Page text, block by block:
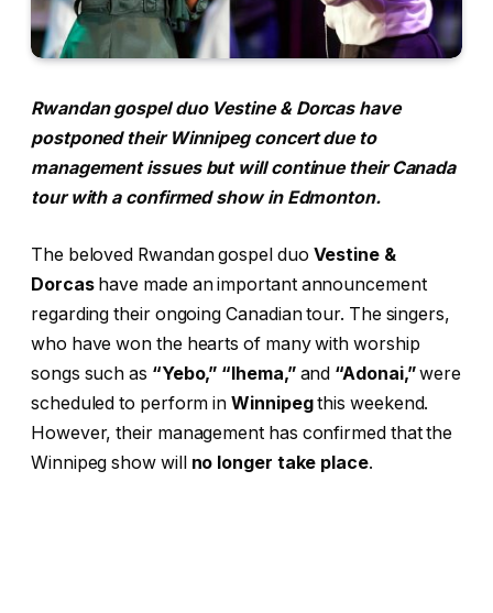
Rwandan gospel duo Vestine & Dorcas have
postponed their Winnipeg concert due to
management issues but will continue their Canada
tour with a confirmed show in Edmonton.
The beloved Rwandan gospel duo Vestine &
Dorcashave made an important announcement
regarding their ongoing Canadian tour. The singers,
who have won the hearts of many with worship
songs such as “Yebo,” “Ihema,”and “Adonai,”were
scheduled to perform inWinnipegthis weekend.
However, their management has confirmed that the
Winnipeg show will no longer take place.